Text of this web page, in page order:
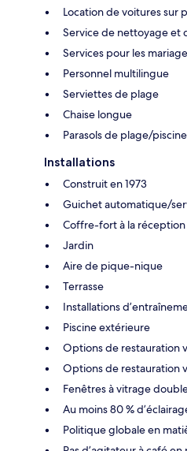
Location de voitures sur
Service de nettoyage et
Services pour les
Personnel multilingue
Serviettes de plage
Chaise longue
Parasols de plage/piscine
Installations
Construit en 1973
Guichet automatique/
Coffre-fort à la réception
Jardin
Aire de pique-nique
Terrasse
Installations
Piscine extérieure
Options de restauration
Options de restauration
Fenêtres à vitrage
Au moins 80 %
Politique globale en